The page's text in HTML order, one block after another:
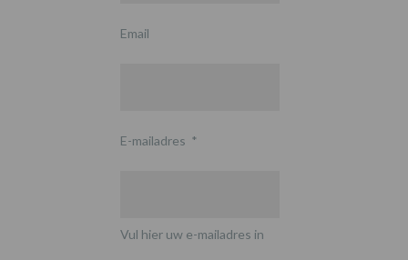
Email
E-mailadres *
Vul hier uw e-mailadres in